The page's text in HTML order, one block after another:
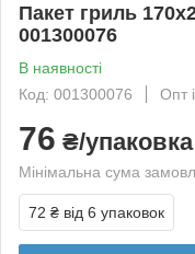
Пакет гриль
001300076
В наявності
Код: 001300076
Опт
76 ₴/упаковка
Мінімальна сума
72 ₴ від 6 упаковок